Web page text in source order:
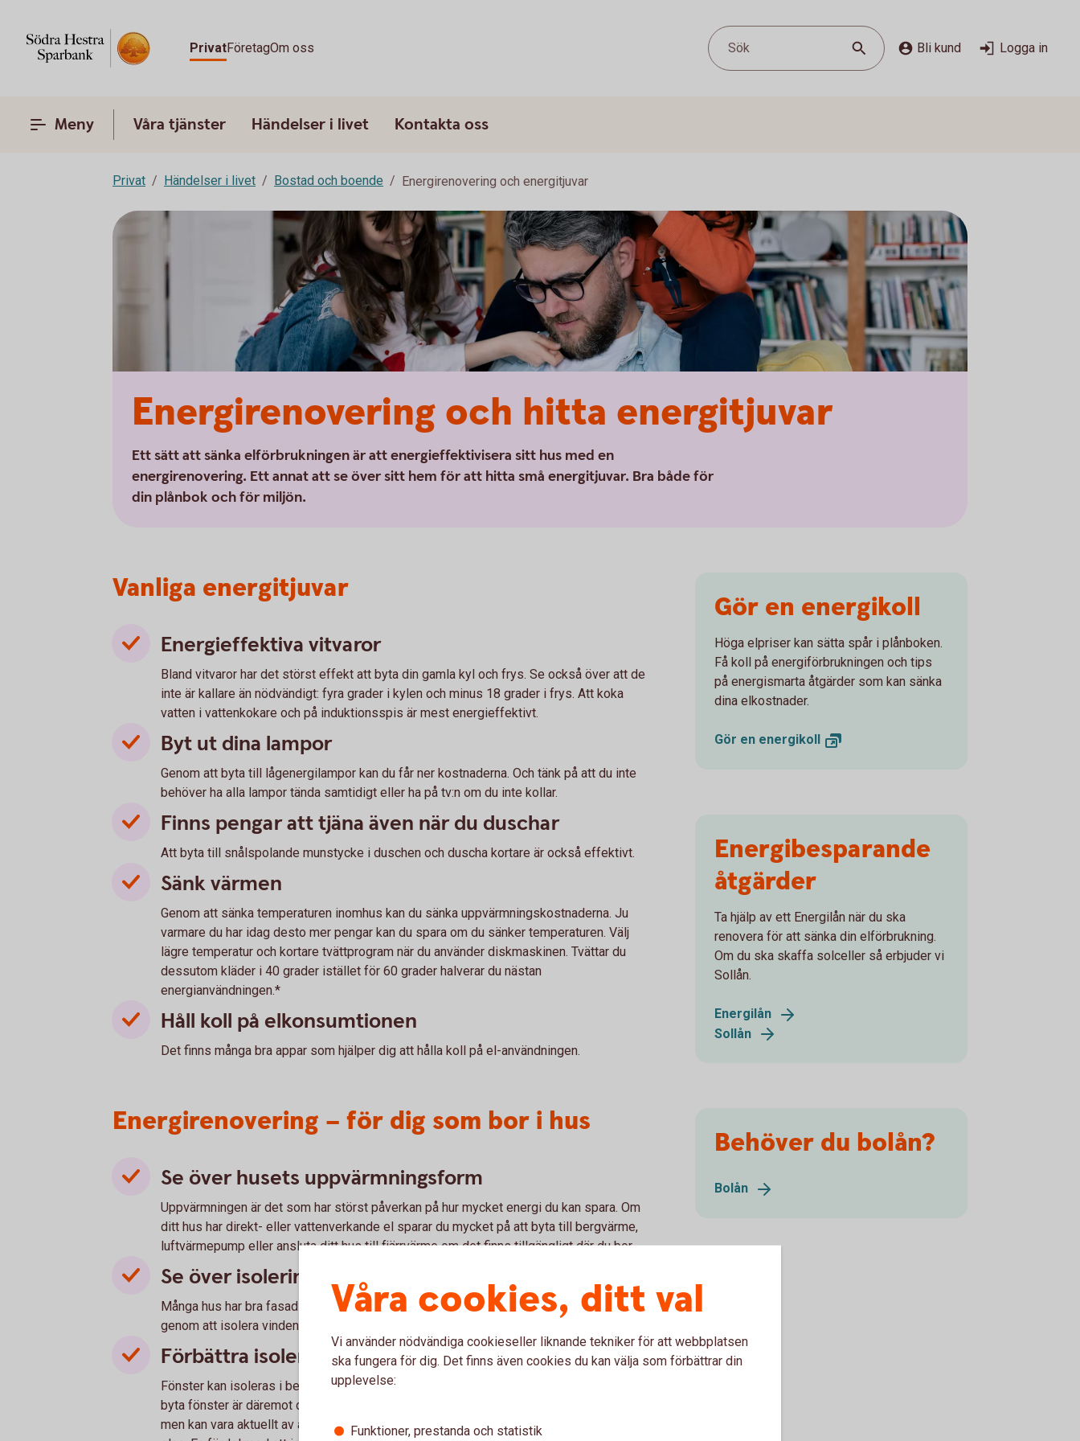
PrivatFöretagOm oss Sök Bli kund Logga in
Meny Våra tjänster Händelser i livet Kontakta oss
Privat Händelser i livet Bostad och boende Energirenovering och energitjuvar
Energirenovering och hitta energitjuvar
Ett sätt att sänka elförbrukningen är att energieffektivisera sitt hus med en
energirenovering. Ett annat att se över sitt hem för att hitta små energitjuvar. Bra både för
din plånbok och för miljön.
Vanliga energitjuvar
Energieffektiva vitvaror
Bland vitvaror har det störst effekt att byta din gamla kyl och frys. Se också över att de
inte är kallare än nödvändigt: fyra grader i kylen och minus 18 grader i frys. Att koka
vatten i vattenkokare och på induktionsspis är mest energieffektivt.
Byt ut dina lampor
Genom att byta till lågenergilampor kan du får ner kostnaderna. Och tänk på att du inte
behöver ha alla lampor tända samtidigt eller ha på tv:n om du inte kollar.
Finns pengar att tjäna även när du duschar
Att byta till snålspolande munstycke i duschen och duscha kortare är också effektivt.
Sänk värmen
Genom att sänka temperaturen inomhus kan du sänka uppvärmningskostnaderna. Ju
varmare du har idag desto mer pengar kan du spara om du sänker temperaturen. Välj
lägre temperatur och kortare tvättprogram när du använder diskmaskinen. Tvättar du
dessutom kläder i 40 grader istället för 60 grader halverar du nästan
energianvändningen.*
Håll koll på elkonsumtionen
Det finns många bra appar som hjälper dig att hålla koll på el-användningen.
Energirenovering – för dig som bor i hus
Se över husets uppvärmningsform
Uppvärmningen är det som har störst påverkan på hur mycket energi du kan spara. Om
ditt hus har direkt- eller vattenverkande el sparar du mycket på att byta till bergvärme,
luftvärmepump eller ansluta ditt hus till fjärrvärme om det finns tillgängligt där du bor.
Se över isolering av vind och fasad
Många hus har bra fasadisolering, även äldre hus, men många har ”läckande” vindar och
genom att isolera vinden kan du spara energi.
Förbättra isolering av dörrar och fönster
Fönster kan isoleras i befintligt skick genom att sätta in ett lågenergiglas på insidan. Att
byta fönster är däremot dyrt och lönar sig sällan från ett kostnadsbesparingsperspektiv,
men kan vara aktuellt av andra skäl och då kan du passa på att sätta in energieffektiva
Gör en energikoll
Höga elpriser kan sätta spår i plånboken.
Få koll på energiförbrukningen och tips
på energismarta åtgärder som kan sänka
dina elkostnader.
Gör en energikoll
Energibesparande
åtgärder
Ta hjälp av ett Energilån när du ska
renovera för att sänka din elförbrukning.
Om du ska skaffa solceller så erbjuder vi
Sollån.
Energilån
Sollån
Behöver du bolån?
Bolån
Våra cookies, ditt val
Vi använder nödvändiga cookieseller liknande tekniker för att webbplatsen
ska fungera för dig. Det finns även cookies du kan välja som förbättrar din
upplevelse:
Funktioner, prestanda och statistik